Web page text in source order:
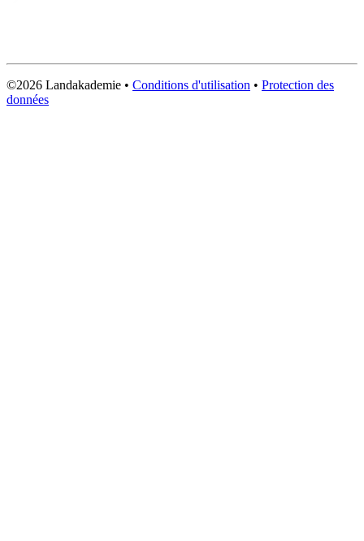
©2026 Landakademie • Conditions d'utilisation • Protection des
données